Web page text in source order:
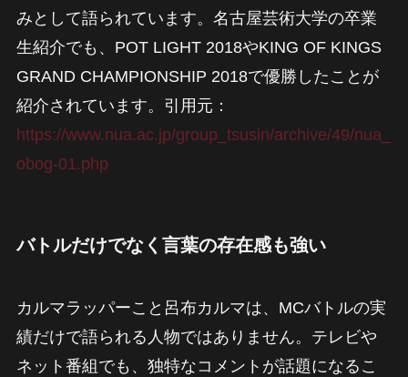
みとして語られています。名古屋芸術大学の卒業
生紹介でも、POT LIGHT 2018やKING OF KINGS
GRAND CHAMPIONSHIP 2018で優勝したことが
紹介されています。引用元：
https://www.nua.ac.jp/group_tsusin/archive/49/nua_
obog-01.php
バトルだけでなく言葉の存在感も強い
カルマラッパーこと呂布カルマは、MCバトルの実
績だけで語られる人物ではありません。テレビや
ネット番組でも、独特なコメントが話題になるこ